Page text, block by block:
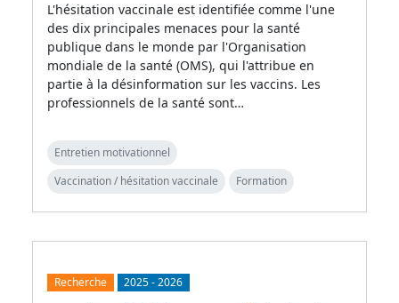
L'hésitation vaccinale est identifiée comme l'une
des dix principales menaces pour la santé
publique dans le monde par l'Organisation
mondiale de la santé (OMS), qui l'attribue en
partie à la désinformation sur les vaccins. Les
professionnels de la santé sont…
Entretien motivationnel
Vaccination / hésitation vaccinale
Formation
Recherche 2025-2026